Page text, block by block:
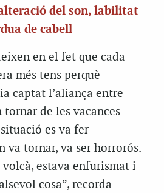
del son, labilitat
de cabell
en el fet que cada
més tens perquè
captat l’aliança entre
de les vacances
es va fer
va tornar, va ser horrorós.
volcà, estava enfurismat i
cosa”, recorda